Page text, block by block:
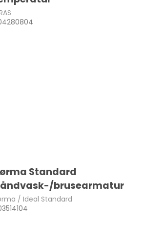
Standard
brusearmatur
/ Ideal Standard